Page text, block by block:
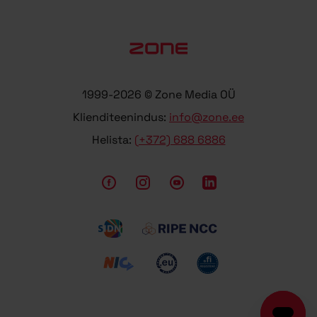
1999-2026 © Zone Media OÜ
Klienditeenindus: info@zone.ee
Helista: (+372) 688 6886